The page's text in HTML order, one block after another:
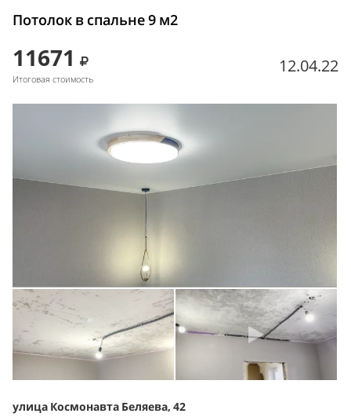
Потолок в спальне 9 м2
11671
Итоговая стоимость
12.04.22
улица Космонавта Беляева, 42